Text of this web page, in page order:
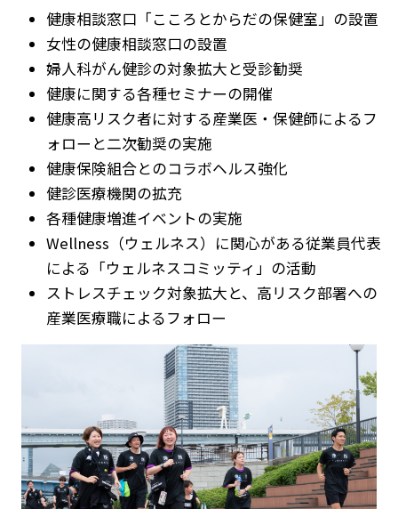
ニュース
企業情報
IR情報
サステナビリティ
グループ企業
健康相談窓口「こころとからだの保健室」の設置
女性の健康相談窓口の設置
婦人科がん健診の対象拡大と受診勧奨
健康に関する各種セミナーの開催
健康高リスク者に対する産業医・保健師によるフ
ォローと二次勧奨の実施
健康保険組合とのコラボヘルス強化
健診医療機関の拡充
各種健康増進イベントの実施
Wellness（ウェルネス）に関心がある従業員代表
による「ウェルネスコミッティ」の活動
ストレスチェック対象拡大と、高リスク部署への
産業医療職によるフォロー